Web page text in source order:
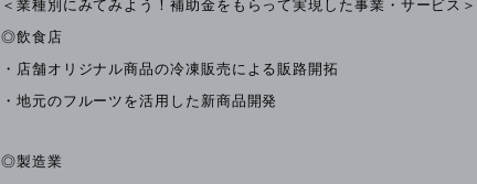
＜業種別にみてみよう！補助金をもらって実現した事業・サービス＞
◎飲食店
・店舗オリジナル商品の冷凍販売による販路開拓
・地元のフルーツを活用した新商品開発
◎製造業